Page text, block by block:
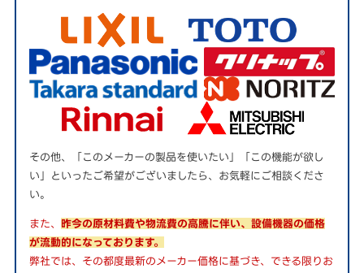
その他、「このメーカーの製品を使いたい」「この機能が欲し
い」といったご希望がございましたら、お気軽にご相談くださ
い。
また、
昨今の原材料費や物流費の高騰に伴い、設備機器の価格
が流動的になっております。
弊社では、その都度最新のメーカー価格に基づき、できる限りお